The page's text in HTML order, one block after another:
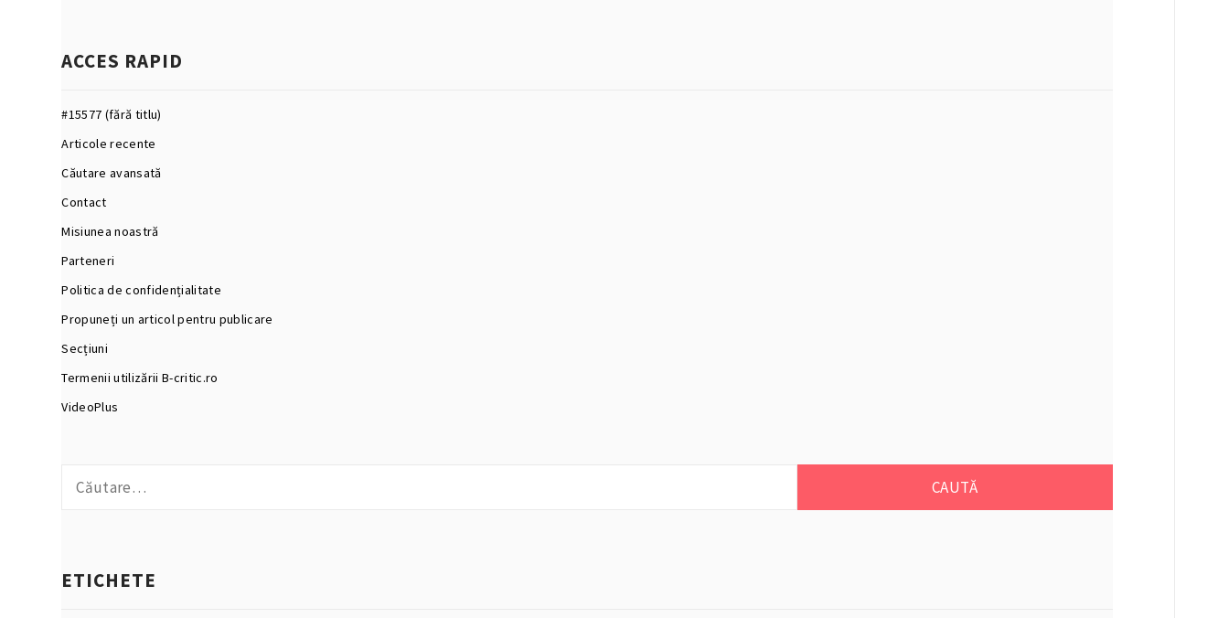
ACCES RAPID
#15577 (fără titlu)
Articole recente
Căutare avansată
Contact
Misiunea noastră
Parteneri
Politica de confidențialitate
Propuneți un articol pentru publicare
Secțiuni
Termenii utilizării B-critic.ro
VideoPlus
după:
ETICHETE